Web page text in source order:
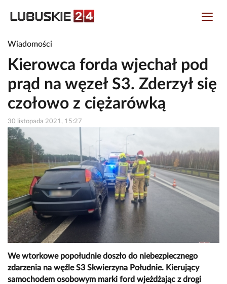
Wiadomości
Kierowca forda wjechał pod
prąd na węzeł S3. Zderzył się
czołowo z ciężarówką
30 listopada 2021, 15:27
We wtorkowe popołudnie doszło do niebezpiecznego
zdarzenia na węźle S3 Skwierzyna Południe. Kierujący
samochodem osobowym marki ford wjeżdżając z drogi